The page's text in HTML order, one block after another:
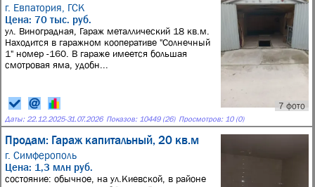
г. Евпатория, ГСК
7 фото
Цена: 70 тыс. руб.
ул. Виноградная, Гараж металлический 18 кв.м.
Находится в гаражном кооперативе "Солнечный
1" номер -160. В гараже имеется большая
смотровая яма, удобн...
Даты: 22.12.2025-31.07.2026 Показов: 10449 (26) Просмотров: 10 (0)
Продам: Гараж капитальный, 20 кв.м
г. Симферополь
Цена: 1,3 млн руб.
состояние: обычное, на ул.Киевской, в районе